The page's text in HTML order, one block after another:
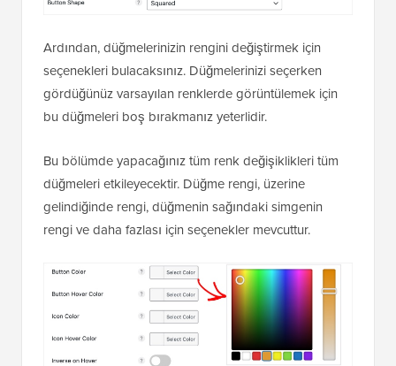
Ardından, düğmelerinizin rengini değiştirmek için
seçenekleri bulacaksınız. Düğmelerinizi seçerken
gördüğünüz varsayılan renklerde görüntülemek için
bu düğmeleri boş bırakmanız yeterlidir.
Bu bölümde yapacağınız tüm renk değişiklikleri tüm
düğmeleri etkileyecektir. Düğme rengi, üzerine
gelindiğinde rengi, düğmenin sağındaki simgenin
rengi ve daha fazlası için seçenekler mevcuttur.